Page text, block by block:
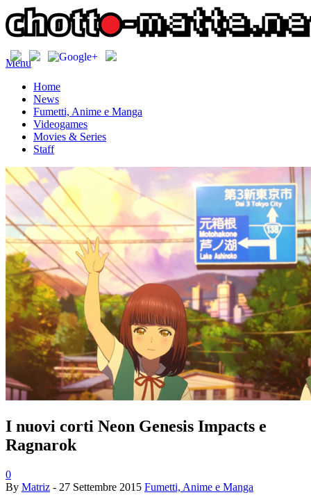
Menu
Home
News
Fumetti, Anime e Manga
Videogames
Movies & Series
Staff
I nuovi corti Neon Genesis Impacts e
Ragnarok
0
By Matriz - 27 Settembre 2015 Fumetti, Anime e Manga